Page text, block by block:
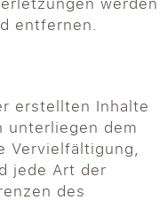
entfernen.
erstellten Inhalte
unterliegen dem
Vervielfältigung,
jede Art der
des